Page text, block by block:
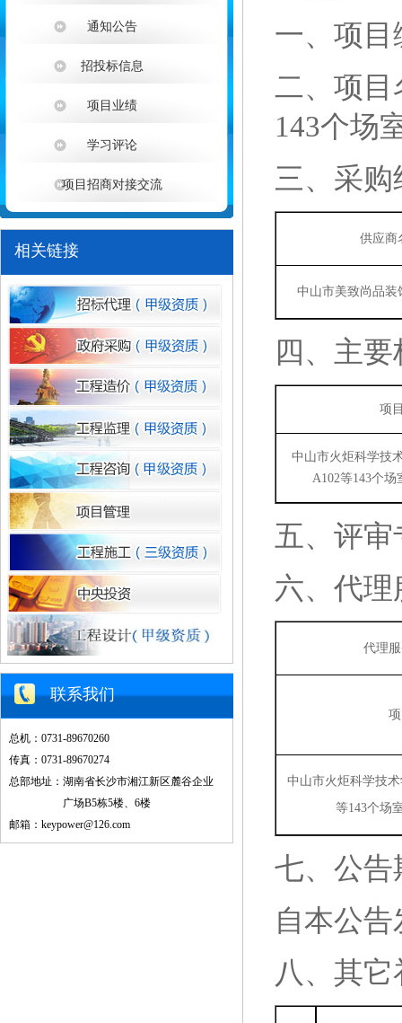
通知公告
招投标信息
项目业绩
学习评论
项目招商对接交流
相关链接
联系我们
总机：0731-89670260
传真：0731-89670274
总部地址：湖南省长沙市湘江新区麓谷企业
广场B5栋5楼、6楼
邮箱：keypower@126.com
一、 项目
二、 项目
143个场
三、 采购
供应商
中山市美致尚品装
四、主
项
中山市火炬科学技
A102等143个
五、 评审
六、 代理
代理
中山市火炬科学技
等143个场
七、公告
自本公
八、 其它